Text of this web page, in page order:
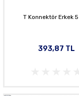
T Konnektör Erkek
393,87 TL